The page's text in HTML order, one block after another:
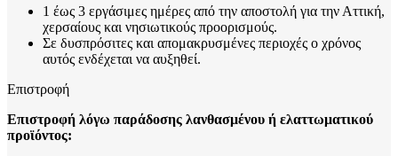
1 έως 3 εργάσιμες ημέρες από την αποστολή για την Αττική,
χερσαίους και νησιωτικούς προορισμούς.
Σε δυσπρόσιτες και απομακρυσμένες περιοχές ο χρόνος
αυτός ενδέχεται να αυξηθεί.
Επιστροφή
Επιστροφή λόγω παράδοσης λανθασμένου ή ελαττωματικού
προϊόντος: